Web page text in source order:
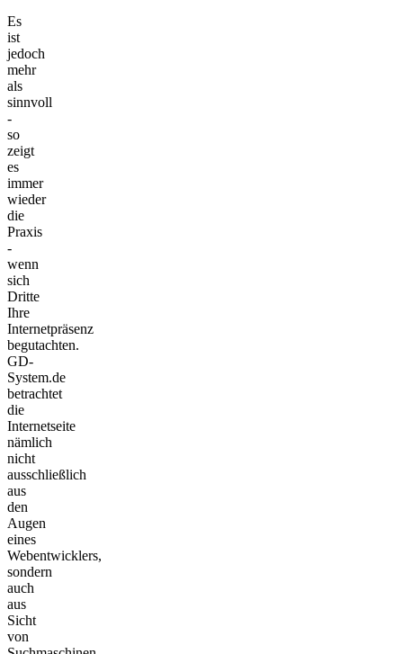
Es
ist
jedoch
mehr
als
sinnvoll
-
so
zeigt
es
immer
wieder
die
Praxis
-
wenn
sich
Dritte
Ihre
Internetpräsenz
begutachten.
GD-
System.de
betrachtet
die
Internetseite
nämlich
nicht
ausschließlich
aus
den
Augen
eines
Webentwicklers,
sondern
auch
aus
Sicht
von